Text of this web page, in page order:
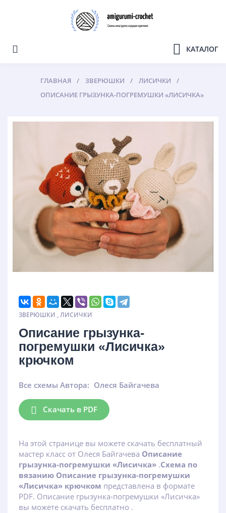
КАТАЛОГ
ГЛАВНАЯ ЗВЕРЮШКИ
ЛИСИЧКИ
ОПИСАНИЕ ГРЫЗУНКА-ПОГРЕМУШКИ «ЛИСИЧКА»
ЗВЕРЮШКИ ,ЛИСИЧКИ
Описание грызунка-
погремушки «Лисичка»
крючком
Все схемы Автора: Олеся Байгачева
Скачать в PDF
На этой странице вы можете скачать бесплатный
мастер класс от Олеся Байгачева Описание
грызунка-погремушки «Лисичка» .Схема по
вязанию Описание грызунка-погремушки
«Лисичка» крючком представлена в формате
PDF. Описание грызунка-погремушки «Лисичка»
вы можете скачать бесплатно .